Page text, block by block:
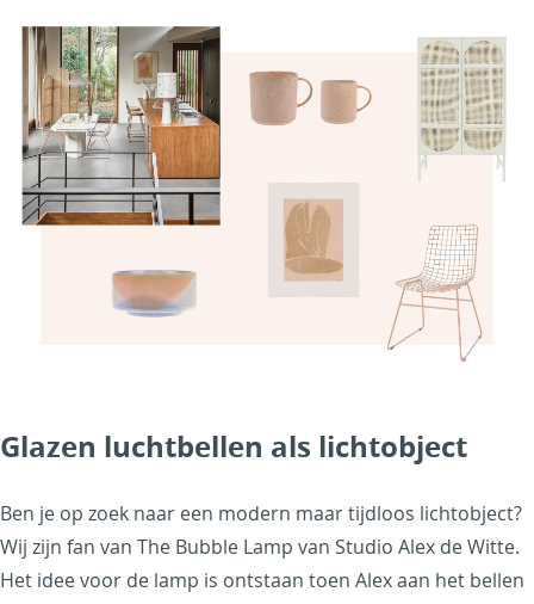
Glazen luchtbellen als lichtobject
Ben je op zoek naar een modern maar tijdloos lichtobject?
Wij zijn fan van The Bubble Lamp van Studio Alex de Witte.
Het idee voor de lamp is ontstaan toen Alex aan het bellen